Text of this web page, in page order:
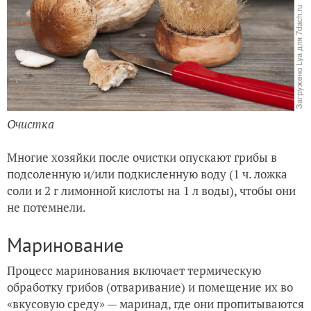
Очистка
Многие хозяйки после очистки опускают грибы в
подсоленную и/или подкисленную воду (1 ч. ложка
соли и 2 г лимонной кислоты на 1 л воды), чтобы они
не потемнели.
Маринование
Процесс маринования включает термическую
обработку грибов (отваривание) и помещение их во
«вкусовую среду» — маринад, где они пропитываются